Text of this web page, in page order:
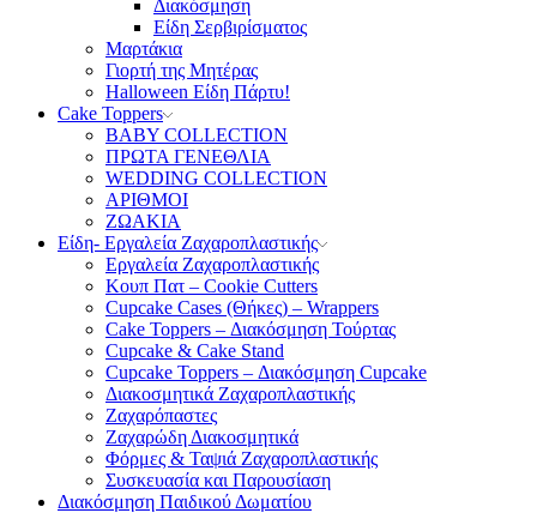
Διακόσμηση
Είδη Σερβιρίσματος
Μαρτάκια
Γιορτή της Μητέρας
Halloween Είδη Πάρτυ!
Cake Toppers
BABY COLLECTION
ΠΡΩΤΑ ΓΕΝΕΘΛΙΑ
WEDDING COLLECTION
ΑΡΙΘΜΟΙ
ΖΩΑΚΙΑ
Είδη- Εργαλεία Ζαχαροπλαστικής
Εργαλεία Ζαχαροπλαστικής
Κουπ Πατ – Cookie Cutters
Cupcake Cases (Θήκες) – Wrappers
Cake Toppers – Διακόσμηση Τούρτας
Cupcake & Cake Stand
Cupcake Toppers – Διακόσμηση Cupcake
Διακοσμητικά Ζαχαροπλαστικής
Ζαχαρόπαστες
Ζαχαρώδη Διακοσμητικά
Φόρμες & Ταψιά Ζαχαροπλαστικής
Συσκευασία και Παρουσίαση
Διακόσμηση Παιδικού Δωματίου